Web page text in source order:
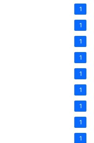
1
1
1
1
1
1
1
1
1